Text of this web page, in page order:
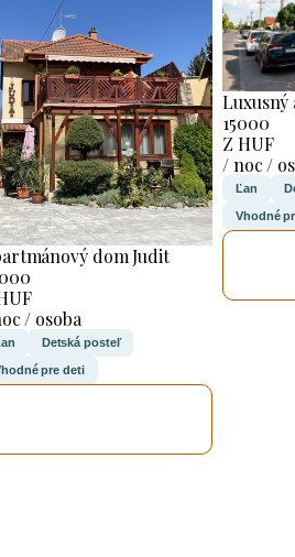
dom Judit
/ osoba
Detská posteľ
pre deti
15000
Z HUF
/ noc /
Ľan
Vhodné